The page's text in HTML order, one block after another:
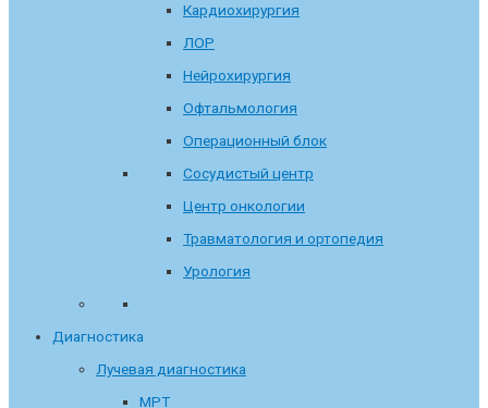
Кардиохирургия
ЛОР
Нейрохирургия
Офтальмология
Операционный блок
Сосудистый центр
Центр онкологии
Травматология и ортопедия
Урология
Диагностика
Лучевая диагностика
МРТ